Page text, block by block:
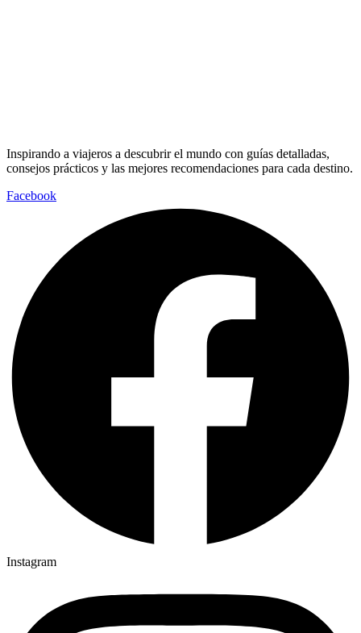
Inspirando a viajeros a descubrir el mundo con guías detalladas,
consejos prácticos y las mejores recomendaciones para cada destino.
Facebook
Instagram